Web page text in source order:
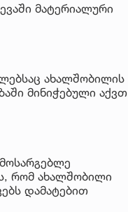
მატერიალური
ახალშობილის
მინიჭებული აქვთ
რომ ახალშობილი
დამატებით